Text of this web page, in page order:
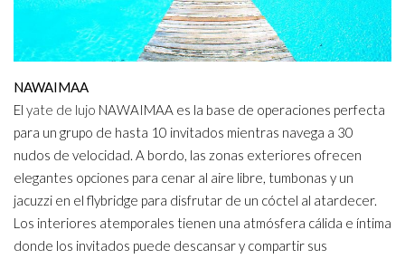
NAWAIMAA
El yate de lujo NAWAIMAA es la base de operaciones perfecta
para un grupo de hasta 10 invitados mientras navega a 30
nudos de velocidad. A bordo, las zonas exteriores ofrecen
elegantes opciones para cenar al aire libre, tumbonas y un
jacuzzi en el flybridge para disfrutar de un cóctel al atardecer.
Los interiores atemporales tienen una atmósfera cálida e íntima
donde los invitados puede descansar y compartir sus